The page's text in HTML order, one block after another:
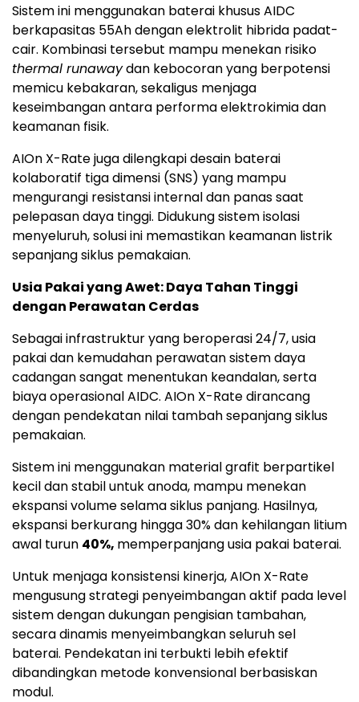
Sistem ini menggunakan baterai khusus AIDC
berkapasitas 55Ah dengan elektrolit hibrida padat-
cair. Kombinasi tersebut mampu menekan risiko
thermal runawaydan kebocoran yang berpotensi
memicu kebakaran, sekaligus menjaga
keseimbangan antara performa elektrokimia dan
keamanan fisik.
AIOn X-Rate juga dilengkapi desain baterai
kolaboratif tiga dimensi (SNS) yang mampu
mengurangi resistansi internal dan panas saat
pelepasan daya tinggi. Didukung sistem isolasi
menyeluruh, solusi ini memastikan keamanan listrik
sepanjang siklus pemakaian.
Usia Pakai yang Awet: Daya Tahan Tinggi
dengan Perawatan Cerdas
Sebagai infrastruktur yang beroperasi 24/7, usia
pakai dan kemudahan perawatan sistem daya
cadangan sangat menentukan keandalan, serta
biaya operasional AIDC. AIOn X-Rate dirancang
dengan pendekatan nilai tambah sepanjang siklus
pemakaian.
Sistem ini menggunakan material grafit berpartikel
kecil dan stabil untuk anoda, mampu menekan
ekspansi volume selama siklus panjang. Hasilnya,
ekspansi berkurang hingga 30% dan kehilangan litium
awal turun 40%, memperpanjang usia pakai baterai.
Untuk menjaga konsistensi kinerja, AIOn X-Rate
mengusung strategi penyeimbangan aktif pada level
sistem dengan dukungan pengisian tambahan,
secara dinamis menyeimbangkan seluruh sel
baterai. Pendekatan ini terbukti lebih efektif
dibandingkan metode konvensional berbasiskan
modul.